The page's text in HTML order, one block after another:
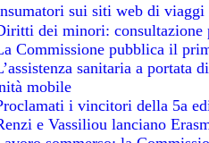
sui siti web di viaggi
dei minori: consultazione
Commissione pubblica il
sanitaria a
mobile
i vincitori della 5a
e Vassiliou lanciano